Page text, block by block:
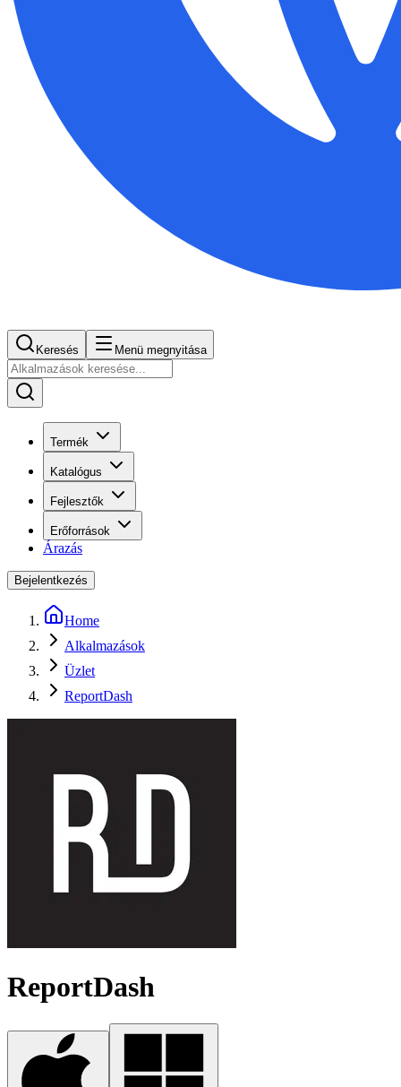
Keresés Menü megnyitása
Termék
Katalógus
Fejlesztők
Erőforrások
Árazás
Bejelentkezés
Home
Alkalmazások
Üzlet
ReportDash
ReportDash